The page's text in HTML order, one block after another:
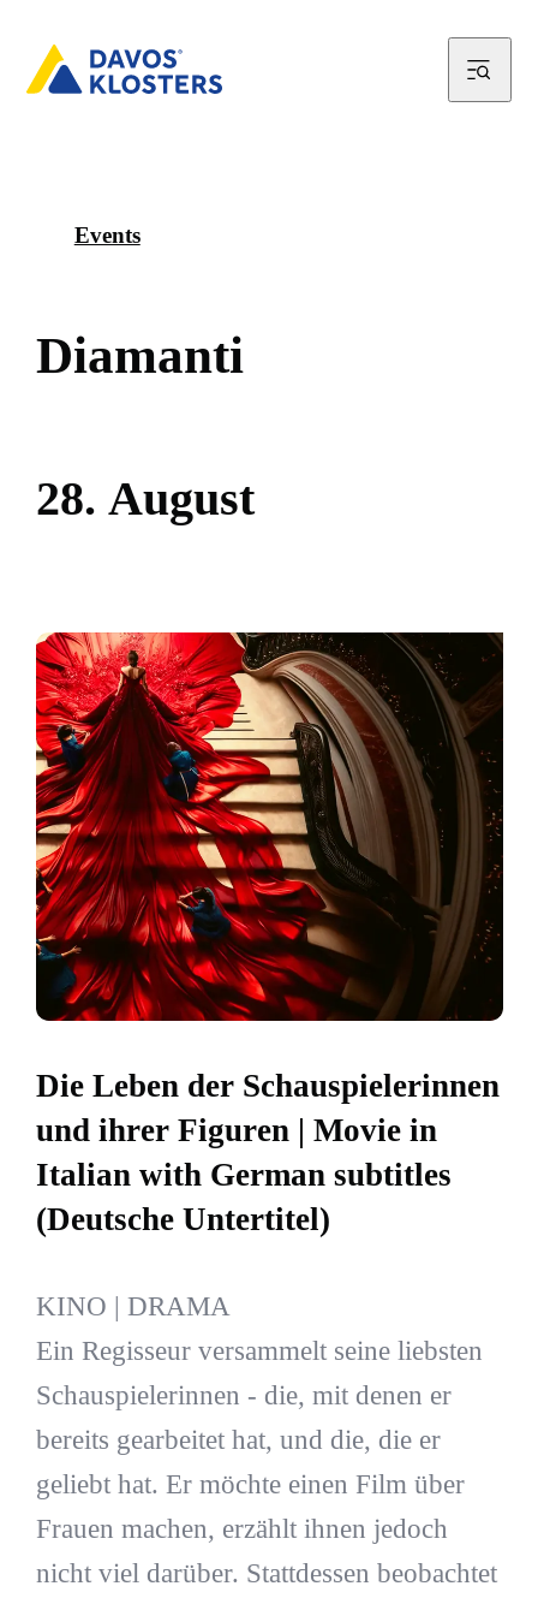
Events
Diamanti
28. August
Die Leben der Schauspielerinnen
und ihrer Figuren | Movie in
Italian with German subtitles
(Deutsche Untertitel)
KINO | DRAMA
Ein Regisseur versammelt seine liebsten
Schauspielerinnen - die, mit denen er
bereits gearbeitet hat, und die, die er
geliebt hat. Er möchte einen Film über
Frauen machen, erzählt ihnen jedoch
nicht viel darüber. Stattdessen beobachtet